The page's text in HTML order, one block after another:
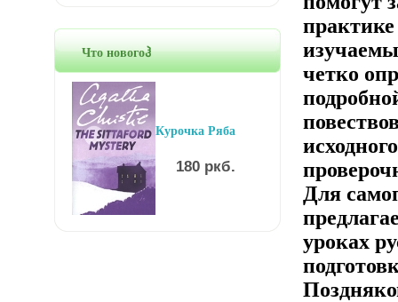
Что новогоჰ
Курочка Ряба
180 ркб.
четко
Для
уроках